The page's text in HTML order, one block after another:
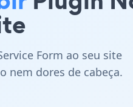
Form ao seu site
nem dores de cabeça.